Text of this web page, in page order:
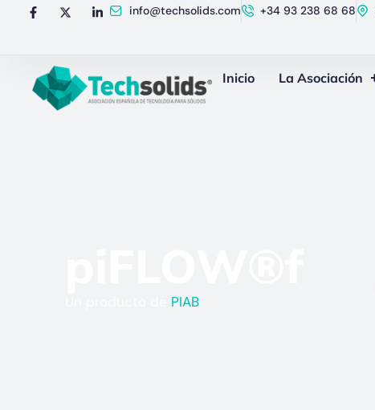
info@techsolids.com +34 93 238 68 68
Inicio La Asociación
PIAB